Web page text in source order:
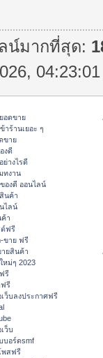
น์มากที่สุด:
อดขาย
าร้านเยอะ ๆ
ขาย
งดี
างไรดี
ทงาน
องดี ออนไลน์
นค้า
ไลน์
า
ต์ฟรี
-ขาย ฟรี
ยสินค้า
หม่ๆ 2023
รี
รี
ว็บลงประกาศฟรี
ว็บ
บอร์ดsmf
พสฟรี